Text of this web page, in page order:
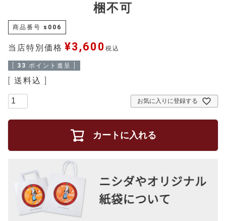
梱不可
商品番号 s006
当店特別価格 ¥3,600 税込
33 ポイント進呈 ]
送料込
お気に入りに登録する
カートに入れる